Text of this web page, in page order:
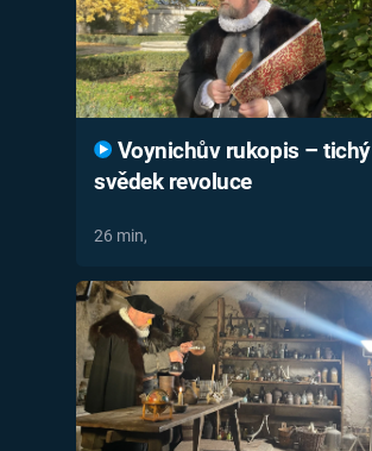
Voynichův rukopis – tichý
svědek revoluce
26 min,